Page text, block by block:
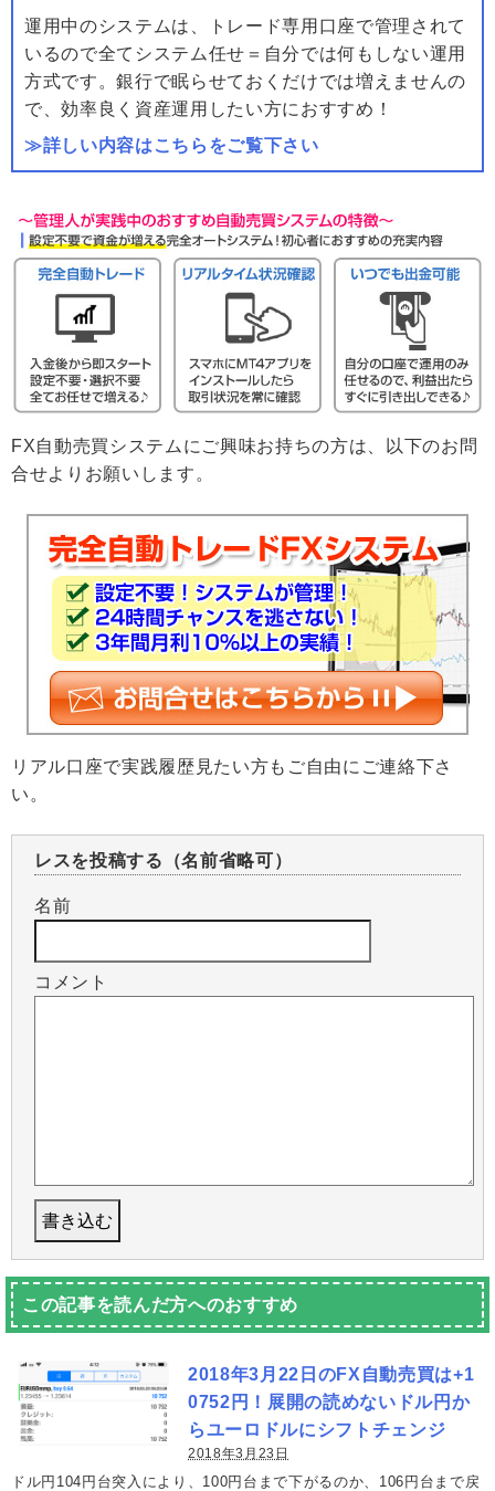
運用中のシステムは、トレード専用口座で管理されて
いるので全てシステム任せ＝自分では何もしない運用
方式です。銀行で眠らせておくだけでは増えませんの
で、効率良く資産運用したい方におすすめ！
≫詳しい内容はこちらをご覧下さい
FX自動売買システムにご興味お持ちの方は、以下のお問
合せよりお願いします。
リアル口座で実践履歴見たい方もご自由にご連絡下さ
い。
レスを投稿する（名前省略可）
名前
コメント
この記事を読んだ方へのおすすめ
2018年3月22日のFX自動売買は+1
0752円！展開の読めないドル円か
らユーロドルにシフトチェンジ
2018年3月23日
ドル円104円台突入により、100円台まで下がるのか、106円台まで戻